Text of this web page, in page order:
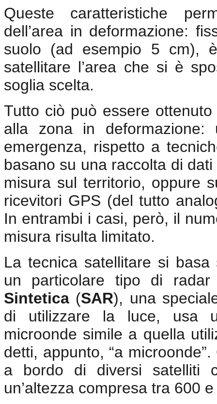
Queste caratteristiche
dell’area in deformazione:
suolo (ad esempio 5 cm),
satellitare l’area che si è
soglia scelta.
Tutto ciò può essere
alla zona in
emergenza, rispetto a
basano su una raccolta di
misura sul territorio, oppure
ricevitori GPS (del tutto
In entrambi i casi, però, il
misura risulta limitato.
La tecnica satellitare si basa
un particolare tipo di
Sintetica (SAR), una
di utilizzare la luce, usa
microonde simile a quella
detti, appunto, “a
a bordo di diversi satelliti
un’altezza compresa tra 600